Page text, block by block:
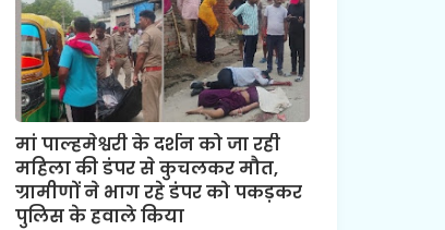
मां पाल्हमेश्वरी के दर्शन को जा रही
महिला की डंपर से कुचलकर मौत,
ग्रामीणों ने भाग रहे डंपर को पकड़कर
पुलिस के हवाले किया